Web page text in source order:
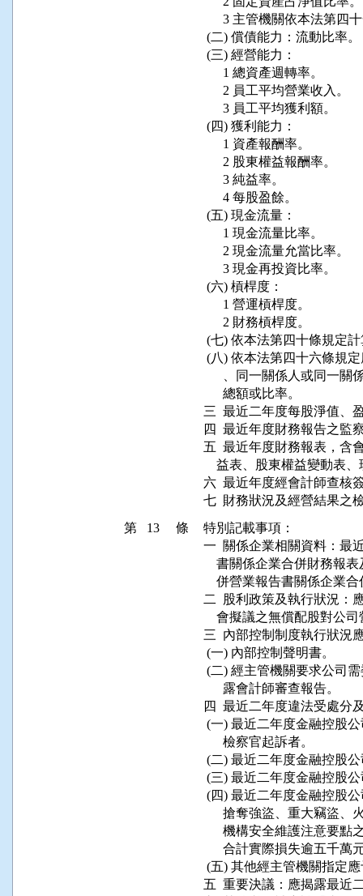
3 主管機關依本法第
(二) 償債能力：流動比率。
(三) 經營能力：
      1 總資產週轉率。
      2 員工平均營業收入。
      3 員工平均獲利額。
(四) 獲利能力：
      1 資產報酬率。
      2 股東權益報酬率。
      3 純益率。
      4 每股盈餘。
(五) 現金流量：
      1 現金流量比率。
      2 現金流量允當比率。
      3 現金再投資比率。
(六) 槓桿度：
      1 營運槓桿度。
      2 財務槓桿度。
(七) 依本法第四十條規定
(八) 依本法第四十六條規
、同一關係人或同一
      總額或比率。
三  最近二年度每股淨值、
四  最近年度財務報告之監
五  最近年度財務報表，含
益表、股東權益變動表
六  最近年度經會計師查核
第 13 條
特別記載事項：
一  關係企業相關資料：最
書關係企業合併財務報
併營業報告書關係企業
二  股利政策及執行狀況：
會擬議之無償配股對公
三  內部控制制度執行狀況
(一) 內部控制聲明書。
(二) 經主管機關要求公司
      露會計師審查報告。
四  最近二年度違法受處分
(一) 最近二年度金融控股
      檢察官起訴者。
(二) 最近二年度金融控股
(三) 最近二年度金融控股
(四) 最近二年度金融控股
搶奪強盜、重大竊盜
機構安全維護注意要
合計實際損失逾五千
(五) 其他經主管機關指定
五  重要決議：應揭露最近